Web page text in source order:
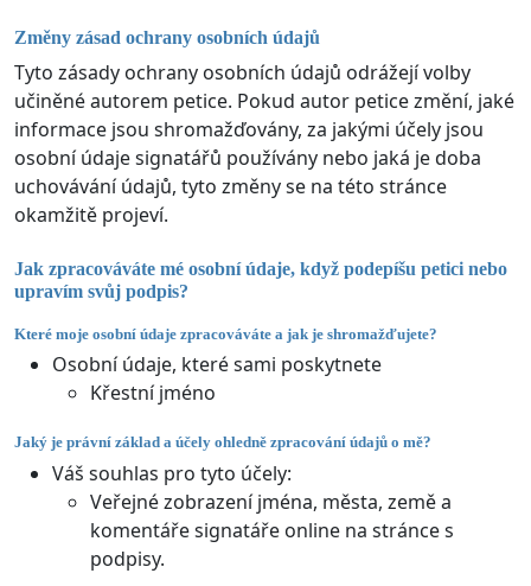
Změny zásad ochrany osobních údajů
Tyto zásady ochrany osobních údajů odrážejí volby
učiněné autorem petice. Pokud autor petice změní, jaké
informace jsou shromažďovány, za jakými účely jsou
osobní údaje signatářů používány nebo jaká je doba
uchovávání údajů, tyto změny se na této stránce
okamžitě projeví.
Jak zpracováváte mé osobní údaje, když podepíšu petici nebo
upravím svůj podpis?
Které moje osobní údaje zpracováváte a jak je shromažďujete?
Osobní údaje, které sami poskytnete
Křestní jméno
Jaký je právní základ a účely ohledně zpracování údajů o mě?
Váš souhlas pro tyto účely:
Veřejné zobrazení jména, města, země a
komentáře signatáře online na stránce s
podpisy.